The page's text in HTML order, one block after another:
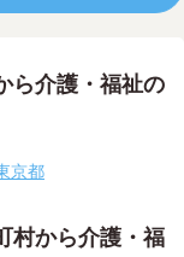
ら介護・福祉の
京都
村から介護・福